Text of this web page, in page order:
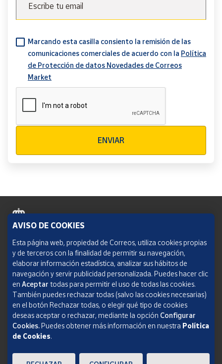
Escribe tu email
Marcando esta casilla consiento la remisión de las
comunicaciones comerciales de acuerdo con la Política
de Protección de datos Novedades de Correos
Market
ENVIAR
Política de cookies
Aviso legal
Condiciones del servicio
Política de Privacidad Web
Informe de transparencia
SOCIEDAD ESTATAL CORREOS Y TELÉGRAFOS, S.A., S.M.E. Todos los derechos
AVISO DE COOKIES
Esta página web, propiedad de Correos, utiliza cookies propias
y de terceros con la finalidad de permitir su navegación,
elaborar información estadística, analizar sus hábitos de
navegación y servir publicidad personalizada. Puedes hacer clic
en Aceptar todas para permitir el uso de todas las cookies.
También puedes rechazar todas (salvo las cookies necesarias)
en el botón Rechazar todas, o elegir qué tipo de cookies
deseas aceptar o rechazar, mediante la opción Configurar
Cookies.Puedes obtener más información en nuestra Política
de Cookies.